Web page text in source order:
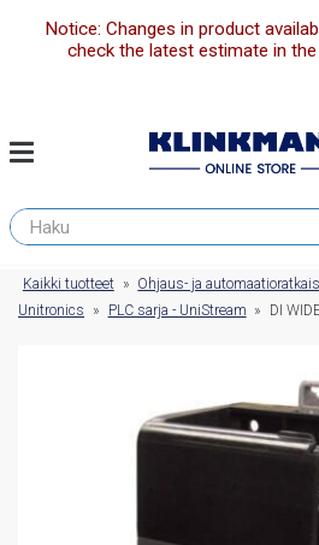
Notice: Changes in product
check the latest estimate in
Kaikki tuotteet » Ohjaus- ja
Unitronics
» PLC sarja - UniStream » DI